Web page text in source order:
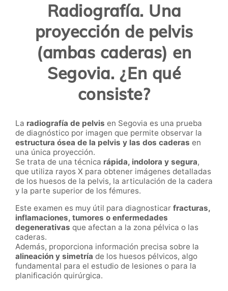
Radiografía. Una
proyección de pelvis
(ambas caderas) en
Segovia. ¿En qué
consiste?
La radiografía de pelvis en Segovia es una prueba
de diagnóstico por imagen que permite observar la
estructura ósea de la pelvis y las dos caderas en
una única proyección.
Se trata de una técnica rápida, indolora y segura,
que utiliza rayos X para obtener imágenes detalladas
de los huesos de la pelvis, la articulación de la cadera
y la parte superior de los fémures.
Este examen es muy útil para diagnosticar fracturas,
inflamaciones, tumores o enfermedades
degenerativas que afectan a la zona pélvica o las
caderas.
Además, proporciona información precisa sobre la
alineación y simetría de los huesos pélvicos, algo
fundamental para el estudio de lesiones o para la
planificación quirúrgica.